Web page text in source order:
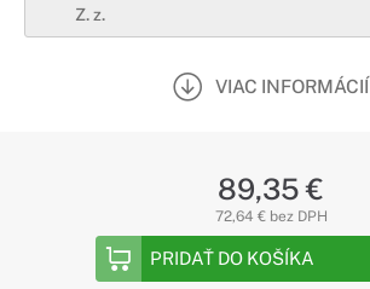
Z. z.
VIAC INFORMÁCIÍ
89,35 €
72,64 € bez DPH
PRIDAŤ DO KOŠÍKA